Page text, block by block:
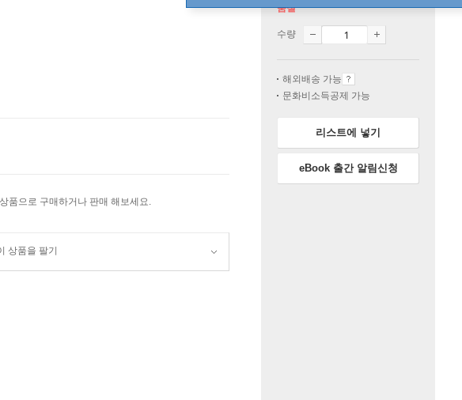
품으로 구매하거나 판매 해보세요.
상품을 팔기
품절
수량
해외배송 가능
문화비소득공제 가능
리스트에 넣기
eBook 출간 알림신청